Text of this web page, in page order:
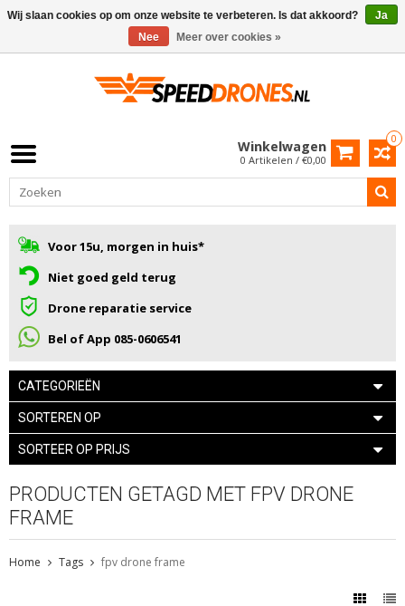
0
Winkelwagen
0 Artikelen / €0,00
Voor 15u, morgen in huis*
Niet goed geld terug
Drone reparatie service
Bel of App 085-0606541
CATEGORIEËN
SORTEREN OP
SORTEER OP PRIJS
PRODUCTEN GETAGD MET FPV DRONE
FRAME
Home Tags fpv drone frame
Wij slaan cookies op om onze website te verbeteren. Is dat akkoord?
Ja
Nee
Meer over cookies »